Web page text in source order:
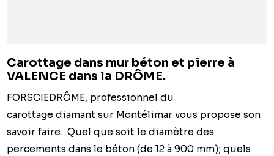
Carottage dans mur béton et pierre à
VALENCE dans la DRÔME.
FORSCIEDRÔME, professionnel du
carottage diamant sur Montélimar vous propose son
savoir faire. Quel que soit le diamètre des
percements dans le béton (de 12 à 900 mm); quels